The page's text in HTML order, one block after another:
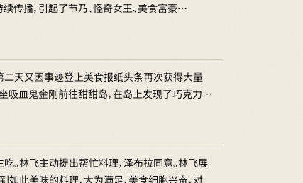
传播，引起了节乃、怪奇女王、美食富豪…
二天又因事迹登上美食报纸头条再次获得大量
坐吸血鬼金刚前往甜甜岛，在岛上发现了巧克力…
。林飞主动提出帮忙料理，泽布拉同意。林飞展
此美味的料理，大为满足，美食细胞兴奋，对